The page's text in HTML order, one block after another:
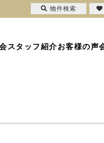
スタッフ紹介お客様の声
物件検索